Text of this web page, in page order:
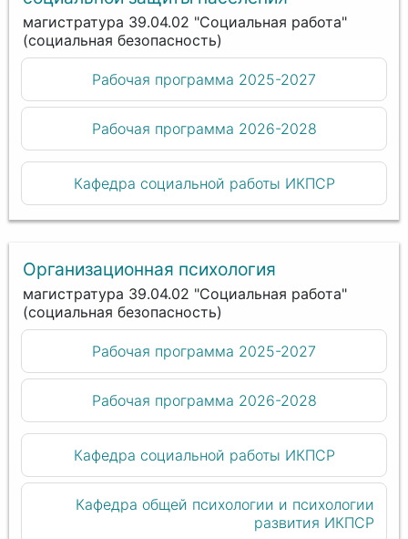
магистратура 39.04.02 "Социальная работа"
(социальная безопасность)
Рабочая программа 2025-2027
Рабочая программа 2026-2028
Кафедра социальной работы ИКПСР
Организационная психология
магистратура 39.04.02 "Социальная работа"
(социальная безопасность)
Рабочая программа 2025-2027
Рабочая программа 2026-2028
Кафедра социальной работы ИКПСР
Кафедра общей психологии и психологии
развития ИКПСР